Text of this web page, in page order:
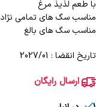
با طعم لذیذ مرغ
مناسب سگ های تمامی
مناسب سگ های بالغ
تاریخ انقضا : 2027/01
ارسال رایگان